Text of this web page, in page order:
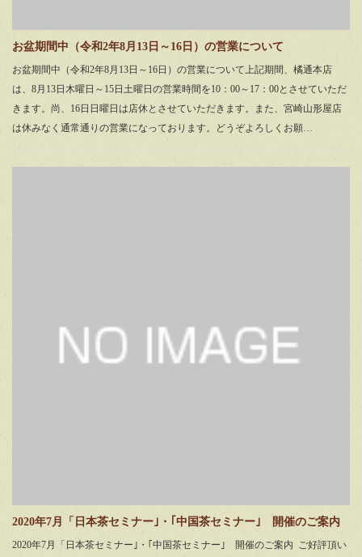
お盆期間中（令和2年8月13日～16日）の営業について
お盆期間中（令和2年8月13日～16日）の営業について上記期間、橘通本店
は、8月13日木曜日～15日土曜日の営業時間を10：00～17：00とさせていただ
きます。尚、16日日曜日は店休とさせていただきます。また、宮崎山形屋店
は休みなく通常通りの営業になっております。どうぞよろしくお願…
2020年7月「日本茶セミナー｣・｢中国茶セミナー｣ 開催のご案内
2020年7月「日本茶セミナー｣・｢中国茶セミナー｣ 開催のご案内 ご好評頂い